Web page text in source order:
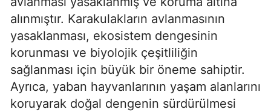
alınmıştır. Karakulakların avlanmasının
yasaklanması, ekosistem dengesinin
korunması ve biyolojik çeşitliliğin
sağlanması için büyük bir öneme sahiptir.
Ayrıca, yaban hayvanlarının yaşam alanlarını
koruyarak doğal dengenin sürdürülmesi